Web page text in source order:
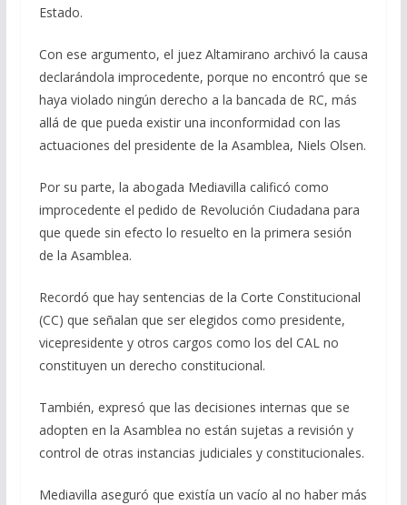
Estado.
Con ese argumento, el juez Altamirano archivó la causa
declarándola improcedente, porque no encontró que se
haya violado ningún derecho a la bancada de RC, más
allá de que pueda existir una inconformidad con las
actuaciones del presidente de la Asamblea, Niels Olsen.
Por su parte, la abogada Mediavilla calificó como
improcedente el pedido de Revolución Ciudadana para
que quede sin efecto lo resuelto en la primera sesión
de la Asamblea.
Recordó que hay sentencias de la Corte Constitucional
(CC) que señalan que ser elegidos como presidente,
vicepresidente y otros cargos como los del CAL no
constituyen un derecho constitucional.
También, expresó que las decisiones internas que se
adopten en la Asamblea no están sujetas a revisión y
control de otras instancias judiciales y constitucionales.
Mediavilla aseguró que existía un vacío al no haber más